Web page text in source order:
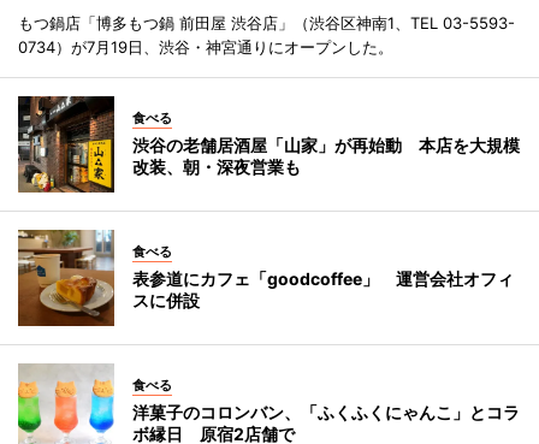
もつ鍋店「博多もつ鍋 前田屋 渋谷店」（渋谷区神南1、TEL 03-5593-
0734）が7月19日、渋谷・神宮通りにオープンした。
食べる
渋谷の老舗居酒屋「山家」が再始動 本店を大規模
改装、朝・深夜営業も
食べる
表参道にカフェ「goodcoffee」 運営会社オフィ
スに併設
食べる
洋菓子のコロンバン、「ふくふくにゃんこ」とコラ
ボ縁日 原宿2店舗で